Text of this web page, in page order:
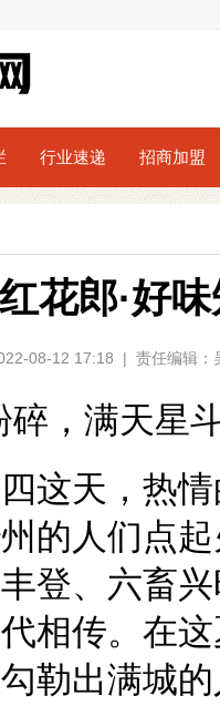
行业速递 招商加盟
花郎·好
08-12 17:18 | 责任编辑
碎，满天星
这天，热
的人们点
登、六畜
相传。在
勒出满城